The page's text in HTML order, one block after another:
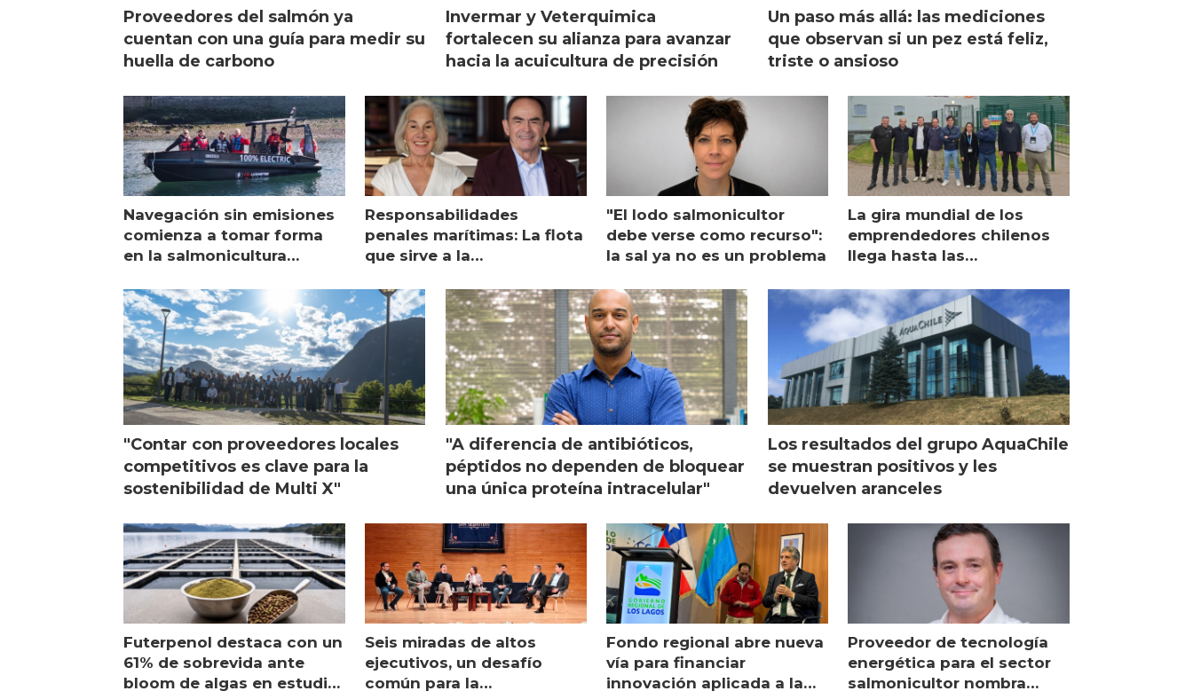
Proveedores del salmón ya
cuentan con una guía para medir su
huella de carbono
Invermar y Veterquimica
fortalecen su alianza para avanzar
hacia la acuicultura de precisión
Un paso más allá: las mediciones
que observan si un pez está feliz,
triste o ansioso
Navegación sin emisiones
comienza a tomar forma
en la salmonicultura
Responsabilidades
penales marítimas: La flota
que sirve a la
visión
"El lodo salmonicultor
debe verse como recurso":
la sal ya no es un problema
La gira mundial de los
emprendedores chilenos
llega hasta las
Escocia
"Contar con proveedores locales
competitivos es clave para la
sostenibilidad de Multi X"
"A diferencia de antibióticos,
péptidos no dependen de bloquear
una única proteína intracelular"
Los resultados del grupo AquaChile
se muestran positivos y les
devuelven aranceles
Futerpenol destaca con un
61% de sobrevida ante
bloom de algas en estudio
Seis miradas de altos
ejecutivos, un desafío
común para la
Fondo regional abre nueva
vía para financiar
innovación aplicada a la
Proveedor de tecnología
energética para el sector
salmonicultor nombra